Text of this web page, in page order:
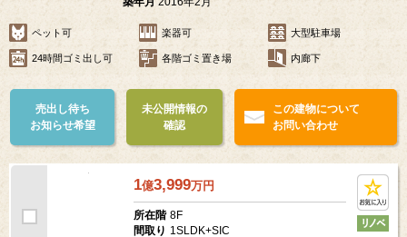
東京都渋谷区恵比寿3-46-7
東京メトロ日比谷線「広尾駅」徒歩10分
JR山手線「恵比寿駅」徒歩13分
築年月
ペット可 楽器可 大型駐車場
24時間ゴミ出し可 各階ゴミ置き場 内廊下
未公開情報の
確認
この建物について